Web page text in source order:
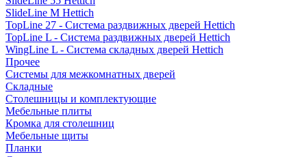
SlideLine M Hettich
TopLine 27 - Система раздвижных дверей Hettich
TopLine L - Система раздвижных дверей Hettich
WingLine L - Система складных дверей Hettich
Прочее
Системы для межкомнатных дверей
Складные
Столешницы и комплектующие
Мебельные плиты
Кромка для столешниц
Мебельные щиты
Планки